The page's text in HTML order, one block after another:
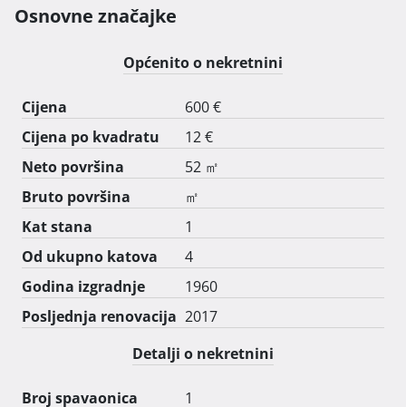
blizini Arene, policije, hzzoa, pošte, vrtića, itd. Stan je
udaljen 5 minuta od autobusne stanice.
Ljubimci su dobrodošli, no bilo kakva šteta mora biti
nadomještena. Pušenje u stanu nije dozvoljeno. Stan je
odmah useljiv.
Osnovne značajke
Općenito o nekretnini
Cijena
600 €
Cijena po kvadratu
12 €
Neto površina
52 ㎡
Bruto površina
㎡
Kat stana
1
Od ukupno katova
4
Godina izgradnje
1960
Posljednja renovacija 2017
Detalji o nekretnini
Broj spavaonica
1